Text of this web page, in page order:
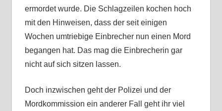
ermordet wurde. Die Schlagzeilen kochen hoch
mit den Hinweisen, dass der seit einigen
Wochen umtriebige Einbrecher nun einen Mord
begangen hat. Das mag die Einbrecherin gar
nicht auf sich sitzen lassen.
Doch inzwischen geht der Polizei und der
Mordkommission ein anderer Fall geht ihr viel